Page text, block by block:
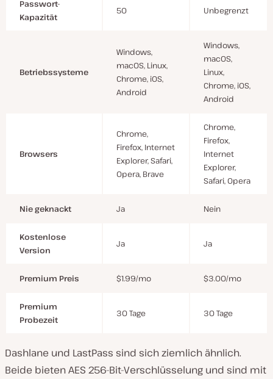
Passwort-
Kapazität
50 Unbegrenzt
Betriebssysteme
Windows,
macOS, Linux,
Chrome, iOS,
Android
Windows,
macOS,
Linux,
Chrome, iOS,
Android
Browsers
Chrome,
Firefox, Internet
Explorer, Safari,
Opera, Brave
Chrome,
Firefox,
Internet
Explorer,
Safari, Opera
Nie geknackt Ja Nein
Kostenlose
Version
Ja Ja
Premium Preis $1.99/mo $3.00/mo
Premium
Probezeit
30 Tage 30 Tage
Dashlane und LastPass sind sich ziemlich ähnlich.
Beide bieten AES 256-Bit-Verschlüsselung und sind mit